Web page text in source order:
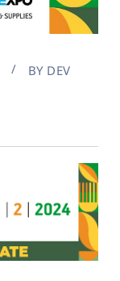
BY DEV